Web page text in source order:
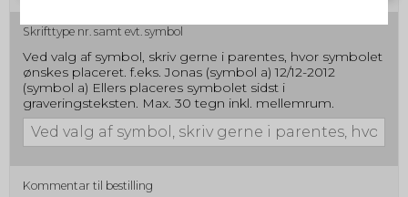
Skrifttype nr. samt evt. symbol
Ved valg af symbol, skriv gerne i parentes, hvor symbolet
ønskes placeret. f.eks. Jonas (symbol a) 12/12-2012
(symbol a) Ellers placeres symbolet sidst i
graveringsteksten. Max. 30 tegn inkl. mellemrum.
Kommentar til bestilling